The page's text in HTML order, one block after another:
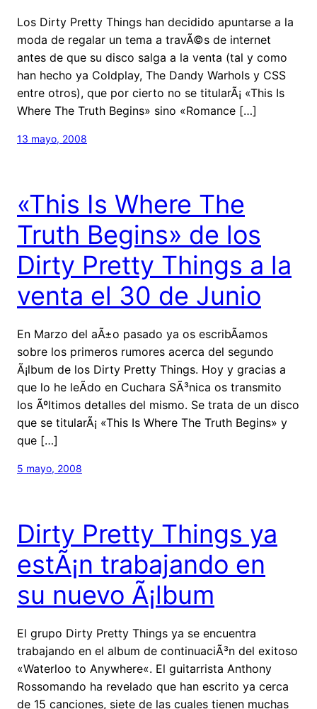
Los Dirty Pretty Things han decidido apuntarse a la
moda de regalar un tema a travÃ©s de internet
antes de que su disco salga a la venta (tal y como
han hecho ya Coldplay, The Dandy Warhols y CSS
entre otros), que por cierto no se titularÃ¡ «This Is
Where The Truth Begins» sino «Romance […]
13 mayo, 2008
«This Is Where The
Truth Begins» de los
Dirty Pretty Things a la
venta el 30 de Junio
En Marzo del aÃ±o pasado ya os escribÃ­amos
sobre los primeros rumores acerca del segundo
Ã¡lbum de los Dirty Pretty Things. Hoy y gracias a
que lo he leÃ­do en Cuchara SÃ³nica os transmito
los Ãºltimos detalles del mismo. Se trata de un disco
que se titularÃ¡ «This Is Where The Truth Begins» y
que […]
5 mayo, 2008
Dirty Pretty Things ya
estÃ¡n trabajando en
su nuevo Ã¡lbum
El grupo Dirty Pretty Things ya se encuentra
trabajando en el album de continuaciÃ³n del exitoso
«Waterloo to Anywhere«. El guitarrista Anthony
Rossomando ha revelado que han escrito ya cerca
de 15 canciones, siete de las cuales tienen muchas